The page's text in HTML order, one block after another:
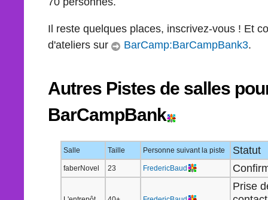
Il reste quelques places, inscrivez-vous ! Et
d'ateliers sur
BarCamp:BarCampBank3.
Autres Pistes de salles
BarCampBank
Salle Taille Personne suivant la piste Statut
faberNovel 23 FredericBaud
Prise